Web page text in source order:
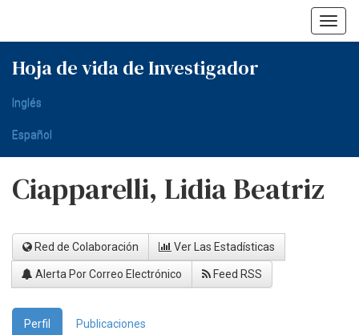
Hoja de vida de Investigador
Inglés
Español
Ciapparelli, Lidia Beatriz
Red de Colaboración Ver Las Estadísticas
Alerta Por Correo Electrónico Feed RSS
Perfil Publicaciones